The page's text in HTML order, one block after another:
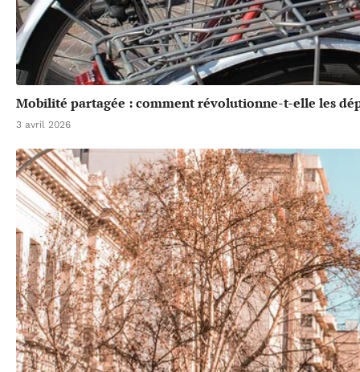
Mobilité partagée : comment révolutionne-t-elle les
3 avril 2026